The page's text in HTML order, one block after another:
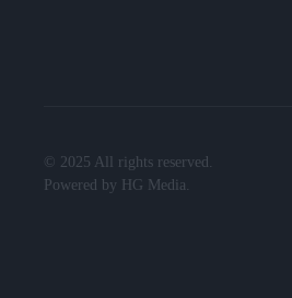
© 2025 All rights reserved.
Powered by
HG Media.